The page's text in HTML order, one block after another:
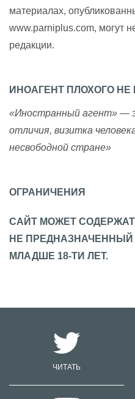
материалах,
www.parniplus.com, могут
редакции.
ИНОАГЕНТ ПЛОХОГО НЕ
«Иностранный агент» —
отличия, визитка
несвободной стране»
ОГРАНИЧЕНИЯ
САЙТ МОЖЕТ
НЕ ПРЕДНАЗНАЧЕННЫЙ
МЛАДШЕ 18-ТИ ЛЕТ.
ЧИТАТЬ